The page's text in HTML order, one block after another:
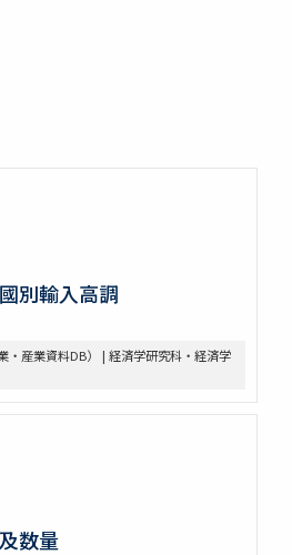
別輸入高調
・産業資料DB） | 経済学研究科・経済学
数量